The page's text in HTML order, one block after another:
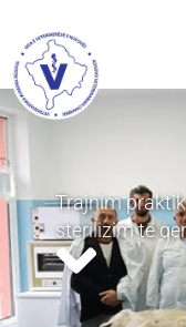
Trajnim
sterilizim të